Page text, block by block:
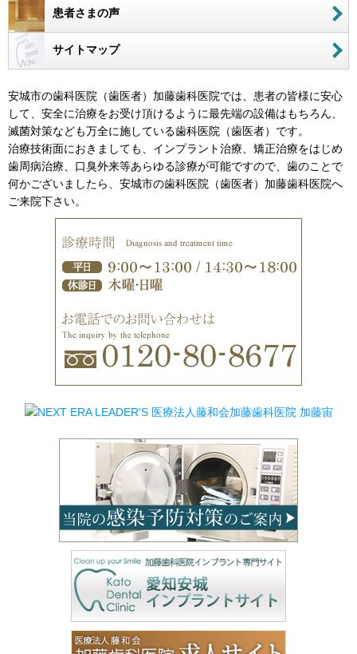
患者さまの声
サイトマップ
安城市の歯科医院（歯医者）加藤歯科医院では、患者の皆様に安心
して、安全に治療をお受け頂けるように最先端の設備はもちろん、
滅菌対策なども万全に施している歯科医院（歯医者）です。
治療技術面におきましても、インプラント治療、矯正治療をはじめ
歯周病治療、口臭外来等あらゆる診療が可能ですので、歯のことで
何かございましたら、安城市の歯科医院（歯医者）加藤歯科医院へ
ご来院下さい。